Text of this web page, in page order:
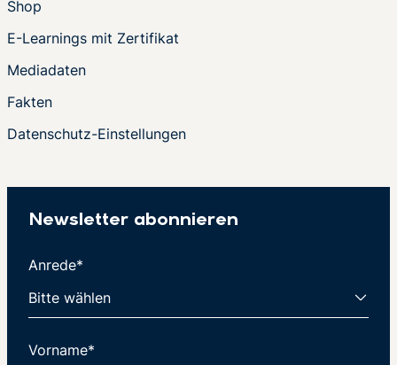
Shop
E-Learnings mit Zertifikat
Mediadaten
Fakten
Datenschutz-Einstellungen
Newsletter abonnieren
Anrede*
Vorname*